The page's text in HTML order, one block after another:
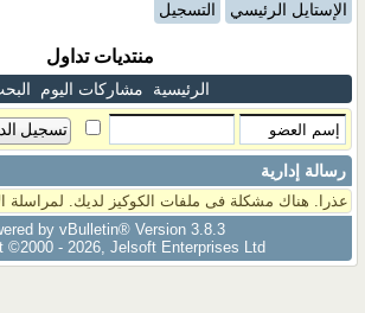
الإستايل الرئيسي التسجيل
منتديات تداول
الرئيسية مشاركات اليوم
رسالة إدارية
عذرا. هناك مشكلة فى ملفات الكوكيز لديك. لمراسلة
by vBulletin® Version 3.8.3
©2000 - 2026, Jelsoft Enterprises Ltd.